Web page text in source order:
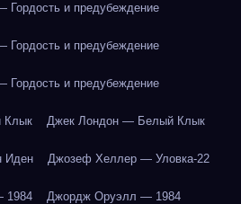
Гордость и предубеждение
Гордость и предубеждение
Гордость и предубеждение
Клык Джек Лондон — Белый Клык
Иден Джозеф Хеллер — Уловка-22
1984 Джордж Оруэлл — 1984